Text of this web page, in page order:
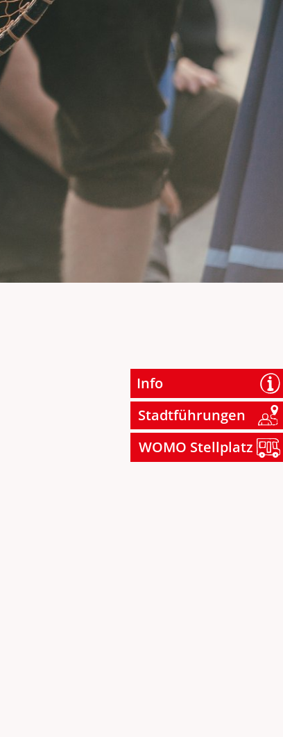
Info
Stadtführungen
WOMO Stellplatz